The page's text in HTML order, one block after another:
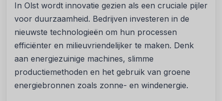
In Olst wordt innovatie gezien als een cruciale pijler
voor duurzaamheid. Bedrijven investeren in de
nieuwste technologieën om hun processen
efficiënter en milieuvriendelijker te maken. Denk
aan energiezuinige machines, slimme
productiemethoden en het gebruik van groene
energiebronnen zoals zonne- en windenergie.